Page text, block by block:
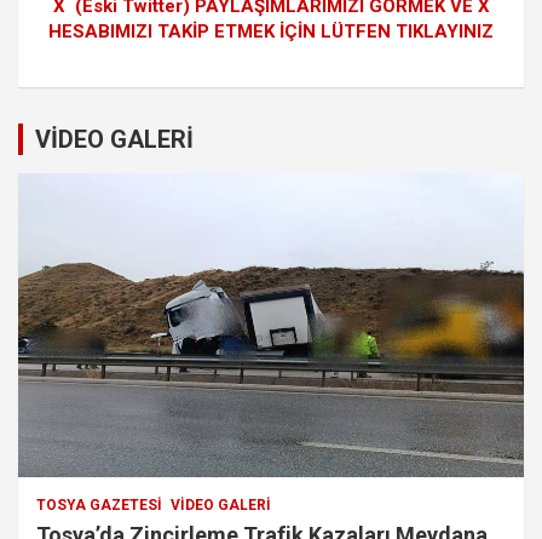
X (Eski Twitter) PAYLAŞIMLARIMIZI GÖRMEK VE X
HESABIMIZI TAKİP ETMEK İÇİN LÜTFEN TIKLAYINIZ
VİDEO GALERİ
TOSYA GAZETESI VIDEO GALERI